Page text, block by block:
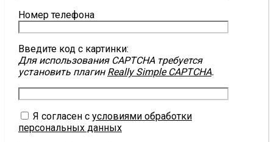
Номер телефона
Введите код с картинки:
Для использования CAPTCHA требуется
установить плагин Really Simple CAPTCHA.
Я согласен с условиями обработки
персональных данных